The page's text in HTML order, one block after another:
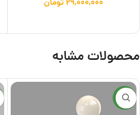
۲۹,۰۰۰,۰۰۰تومان
محصولات مشابه
جدید